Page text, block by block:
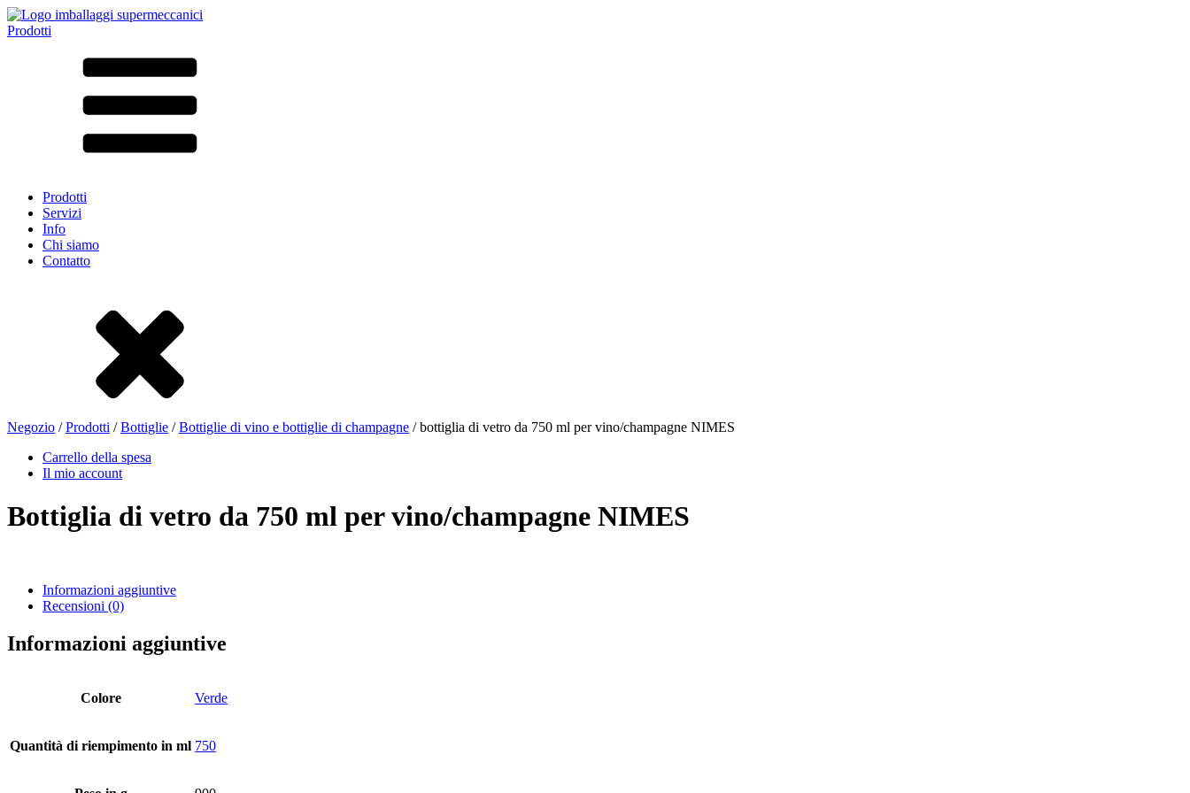
Prodotti
Secondo il materiale
LD-PE
Metallo
Borsa e Bag-in-Box
Bottiglie di birra
Prodotti chimici
Distributori e pompe
Nebulizzatore fine
Prodotti
Servizi
Info
Chi siamo
Contatto
Negozio /Prodotti /Bottiglie /Bottiglie di vino e bottiglie di champagne / bottiglia di vetro da 750 ml per vino/champagne NIMES
Carrello della spesa
Il mio account
Bottiglia di vetro da 750 ml per vino/champagne NIMES
Informazioni aggiuntive
Recensioni (0)
Informazioni aggiuntive
Colore Verde
Quantità di riempimento in ml 750